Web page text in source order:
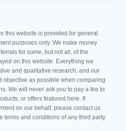
this website is provided for general
purposes only. We make money
for some, but not all, of the
on this website. Everything we
and qualitative research, and our
objective as possible when comparing
We will never ask you to pay a fee to
or offers featured here. If
on our behalf, please contact us
terms and conditions of any third party